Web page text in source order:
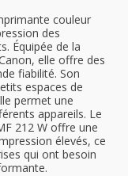
couleur
des
Équipée de la
elle offre des
fiabilité. Son
espaces de
permet une
appareils. Le
212 W offre une
élevés, ce
qui ont besoin